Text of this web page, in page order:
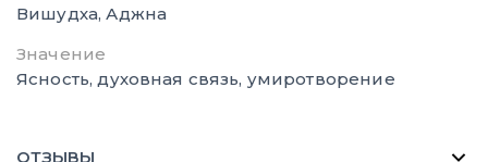
Вишудха, Аджна
Значение
Ясность, духовная связь, умиротворение
ОТЗЫВЫ